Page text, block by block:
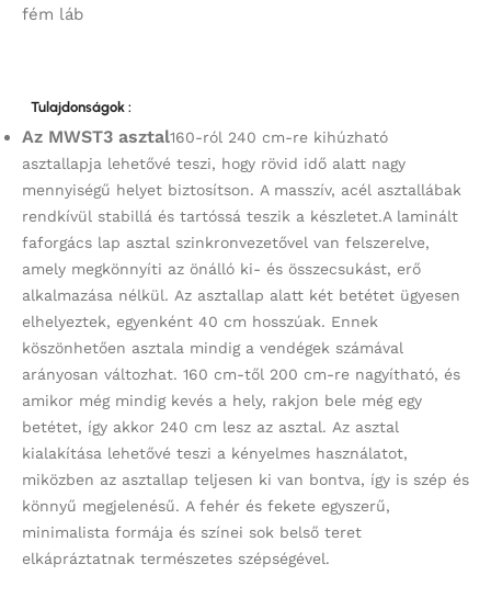
fém láb
Tulajdonságok :
Az MWST3 asztal160-ról 240 cm-re kihúzható
asztallapja lehetővé teszi, hogy rövid idő alatt nagy
mennyiségű helyet biztosítson. A masszív, acél asztallábak
rendkívül stabillá és tartóssá teszik a készletet.A laminált
faforgács lap asztal szinkronvezetővel van felszerelve,
amely megkönnyíti az önálló ki- és összecsukást, erő
alkalmazása nélkül. Az asztallap alatt két betétet ügyesen
elhelyeztek, egyenként 40 cm hosszúak. Ennek
köszönhetően asztala mindig a vendégek számával
arányosan változhat. 160 cm-től 200 cm-re nagyítható, és
amikor még mindig kevés a hely, rakjon bele még egy
betétet, így akkor 240 cm lesz az asztal. Az asztal
kialakítása lehetővé teszi a kényelmes használatot,
miközben az asztallap teljesen ki van bontva, így is szép és
könnyű megjelenésű. A fehér és fekete egyszerű,
minimalista formája és színei sok belső teret
elkápráztatnak természetes szépségével.